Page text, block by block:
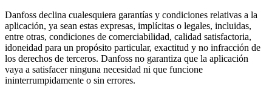
Danfoss declina cualesquiera garantías y condiciones relativas a la
aplicación, ya sean estas expresas, implícitas o legales, incluidas,
entre otras, condiciones de comerciabilidad, calidad satisfactoria,
idoneidad para un propósito particular, exactitud y no infracción de
los derechos de terceros. Danfoss no garantiza que la aplicación
vaya a satisfacer ninguna necesidad ni que funcione
ininterrumpidamente o sin errores.